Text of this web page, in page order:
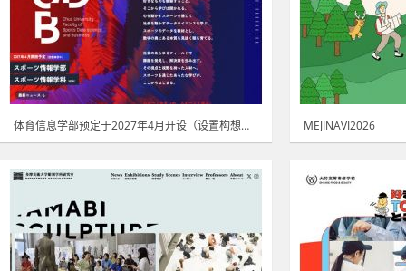
体育信息学部预定于2027年4月开设（设置构想中） MEJINAVI2026